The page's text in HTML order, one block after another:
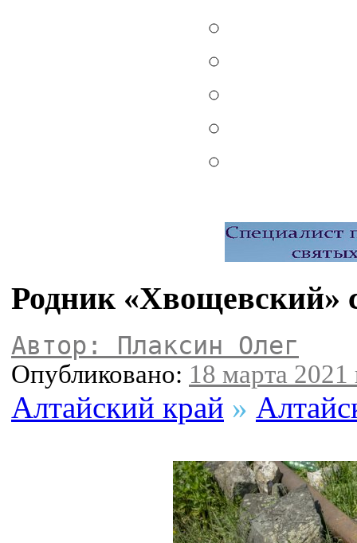
Родник «Хвощевский»
Автор: Плаксин Олег
Опубликовано: 18 марта 2021
Алтайский край »